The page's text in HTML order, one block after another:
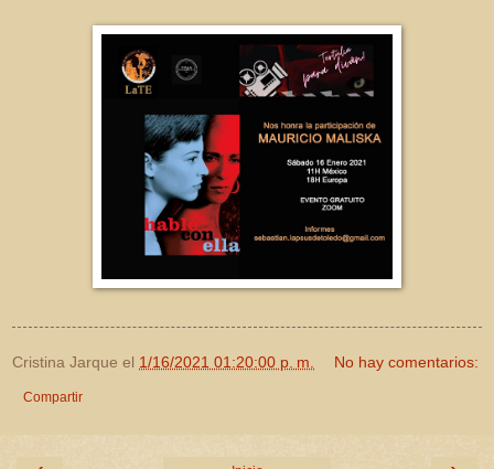
Cristina Jarque el 1/16/2021 01:20:00 p. m. No hay comentarios:
Compartir